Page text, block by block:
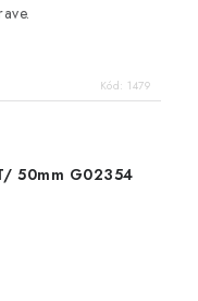
Kód: 1479
50mm G02354